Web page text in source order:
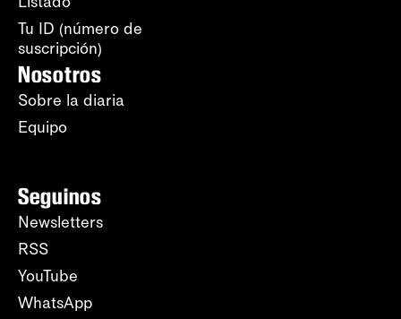
Tu ID (número de
suscripción)
Nosotros
Sobre la diaria
Equipo
Seguinos
Newsletters
RSS
YouTube
WhatsApp